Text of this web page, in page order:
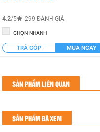
4.2/5 299 ĐÁNH GIÁ
CHỌN NHANH
TRẢ GÓP MUA NGAY
SẢN PHẨM LIÊN QUAN
SẢN PHẨM ĐÃ XEM